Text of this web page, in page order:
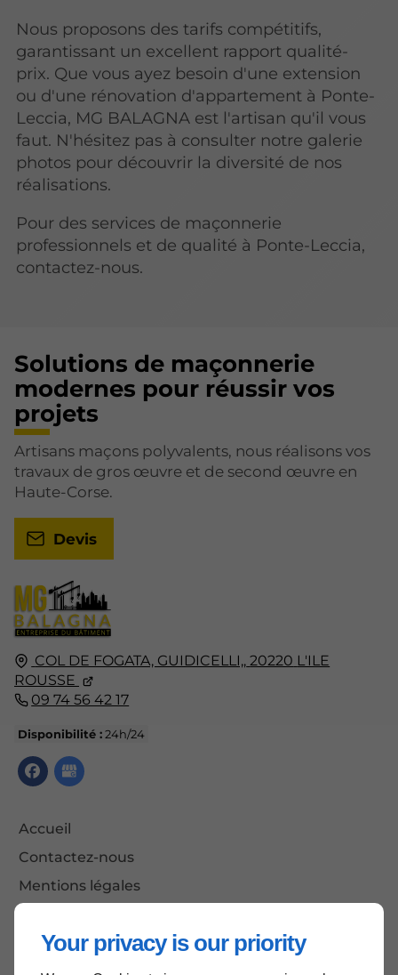
Your privacy is our priority
Nous proposons des tarifs compétitifs,
garantissant un excellent rapport qualité-
prix. Que vous ayez besoin d'une extension
ou d'une rénovation d'appartement à Ponte-
Leccia, MG BALAGNA est l'artisan qu'il vous
faut. N'hésitez pas à consulter notre galerie
photos pour découvrir la diversité de nos
réalisations.
Pour des services de maçonnerie
professionnels et de qualité à Ponte-Leccia,
contactez-nous.
COL DE FOGATA, GUIDICELLI,, 20220 L'ILE
ROUSSE
09 74 56 42 17
Disponibilité :24h/24
Accueil
Contactez-nous
Mentions légales
Solutions de maçonnerie
modernes pour réussir vos
projets
Artisans maçons polyvalents, nous réalisons vos
travaux de gros œuvre et de second œuvre en
Haute-Corse.
Devis